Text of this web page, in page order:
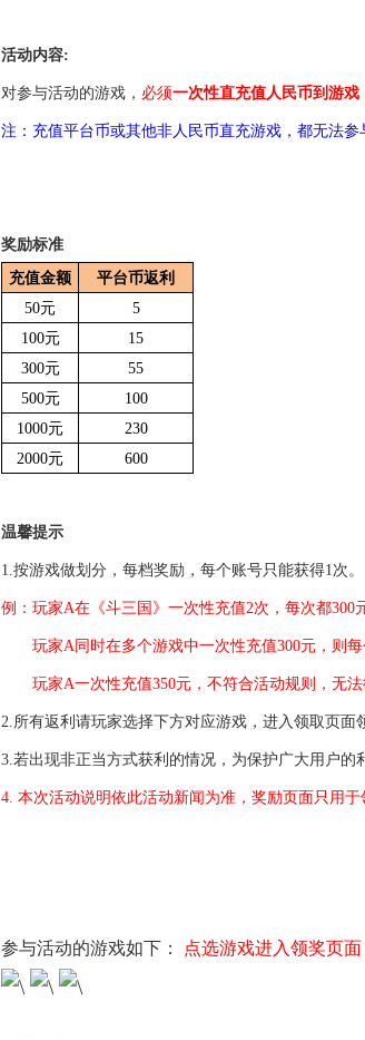
活动内容:
对参与活动的游戏， 必须一次性直充值人民币到游戏
注：充值平台币或其他非人民币直充游戏，都无法参
奖励标准
充值金额
平台币返利
50元
5
100元
15
300元
55
500元
100
1000元
230
2000元
600
温馨提示
1.按游戏做划分，每档奖励，每个账号只能获得1次。
例：玩家A在《斗三国》一次性充值2次，每次都300
玩家A同时在多个游戏中一次性充值300元，则
玩家A一次性充值350元，不符合活动规则，无法
2.所有返利请玩家选择下方对应游戏，进入领取页面
3.若出现非正当方式获利的情况，为保护广大用户的
4. 本次活动说明依此活动新闻为准，奖励页面只用于
参与活动的游戏如下： 点选游戏进入领奖页面